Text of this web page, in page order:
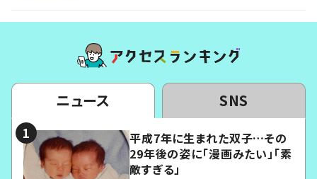
ニュース SNS
平成7年に生まれた双子…その
29年後の姿に「漫画みたい」「素
敵すぎる」